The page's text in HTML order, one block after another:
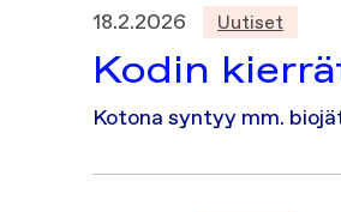
18.2.2026 Uutiset
Kodin
Kotona syntyy mm.